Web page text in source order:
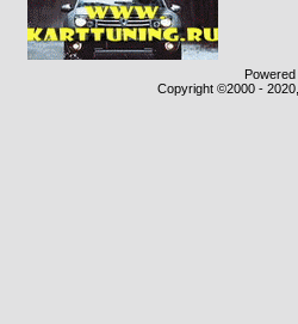
Copyright ©2000 -